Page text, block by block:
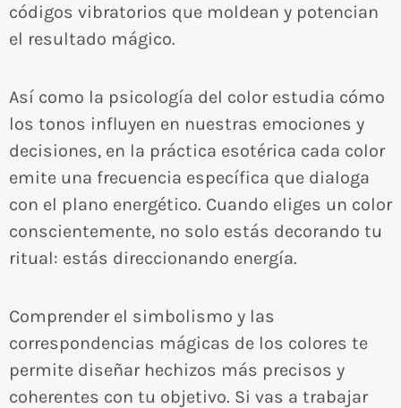
códigos vibratorios que moldean y potencian
el resultado mágico.
Así como la psicología del color estudia cómo
los tonos influyen en nuestras emociones y
decisiones, en la práctica esotérica cada color
emite una frecuencia específica que dialoga
con el plano energético. Cuando eliges un color
conscientemente, no solo estás decorando tu
ritual: estás direccionando energía.
Comprender el simbolismo y las
correspondencias mágicas de los colores te
permite diseñar hechizos más precisos y
coherentes con tu objetivo. Si vas a trabajar